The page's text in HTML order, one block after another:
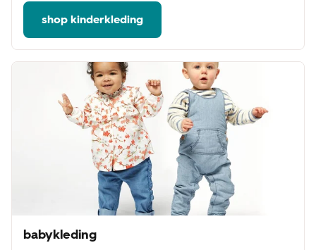
shop kinderkleding
babykleding